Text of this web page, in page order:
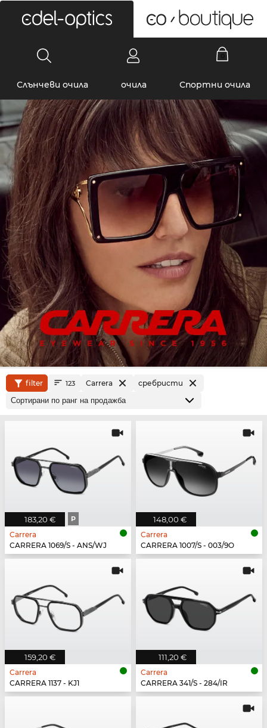
Слънчеви очила очила Спортни очила
filter 123 Carrera сребристи
183,20 € P
Carrera
CARRERA 1069/S - ANS/WJ
148,00 €
Carrera
CARRERA 1007/S - 003/9O
159,20 €
Carrera
CARRERA 1137 - KJ1
111,20 €
Carrera
CARRERA 341/S - 284/IR